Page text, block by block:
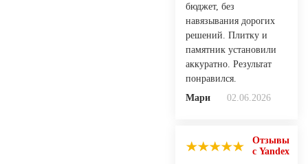
бюджет, без
навязывания дорогих
решений. Плитку и
памятник установили
аккуратно. Результат
понравился.
Мари
02.06.2026
Отзывы
с Yandex